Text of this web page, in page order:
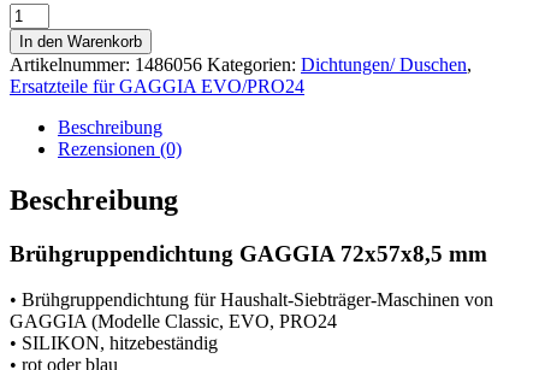
Brühgruppendichtung
GAGGIA
72x57x8,5
mm
Menge
In den Warenkorb
Artikelnummer: 1486056 Kategorien: Dichtungen/ Duschen,
Ersatzteile für GAGGIA EVO/PRO24
Beschreibung
Rezensionen (0)
Beschreibung
Brühgruppendichtung GAGGIA 72x57x8,5 mm
• Brühgruppendichtung für Haushalt-Siebträger-Maschinen von
GAGGIA (Modelle Classic, EVO, PRO24
• SILIKON, hitzebeständig
• rot oder blau